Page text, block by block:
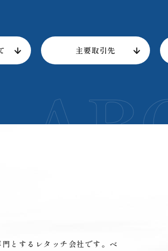
主要取引先
とするレタッチ会社です。ベ